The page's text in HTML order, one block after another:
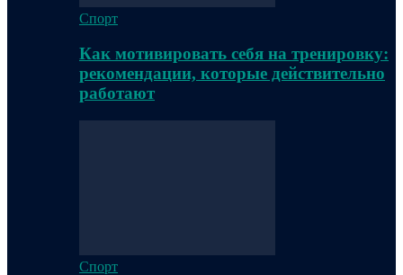
Спорт
Как мотивировать себя на тренировку:
рекомендации, которые действительно
работают
Спорт